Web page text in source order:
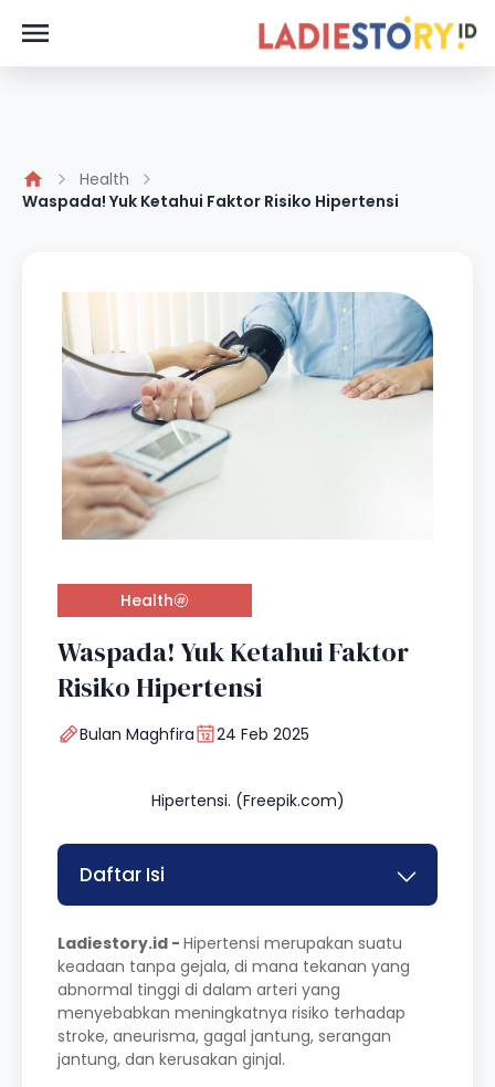
Health
Waspada! Yuk Ketahui Faktor Risiko Hipertensi
Health
Waspada! Yuk Ketahui Faktor
Risiko Hipertensi
Bulan Maghfira 24 Feb 2025
Hipertensi. (Freepik.com)
Daftar Isi
Ladiestory.id - Hipertensi merupakan suatu
keadaan tanpa gejala, di mana tekanan yang
abnormal tinggi di dalam arteri yang
menyebabkan meningkatnya risiko terhadap
stroke, aneurisma, gagal jantung, serangan
jantung, dan kerusakan ginjal.